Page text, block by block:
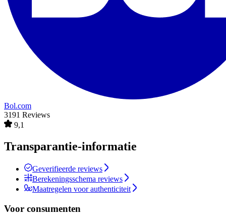
Bol.com
3191 Reviews
9,1
Transparantie-informatie
Geverifieerde reviews
Berekeningsschema reviews
Maatregelen voor authenticiteit
Voor consumenten